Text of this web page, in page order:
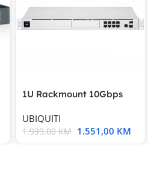
1U Rackmount 10Gbps
UBIQUITI
1.939,00KM 1.551,00 KM